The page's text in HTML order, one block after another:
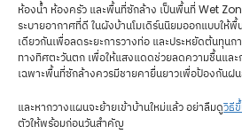
ห้องน้ำ ห้องครัว และพื้นที่ซักล้าง เป็นพื้นที่ Wet
ระบายอากาศที่ดี ในผังบ้านโมเดิร์นนิยมออกแบบให้
เดียวกันเพื่อลดระยะการวางท่อ และประหยัดต้นทุน
ทางทิศตะวันตก เพื่อให้แสงแดดช่วยลดความชื้นแล
เฉพาะพื้นที่ซักล้างควรมีชายคายื่นยาวเพื่อป้องกันฝ
และหากวางแผนจะย้ายเข้าบ้านใหม่แล้ว อย่าลืมดูวิธี
ตัวให้พร้อมก่อนวันสำคัญ